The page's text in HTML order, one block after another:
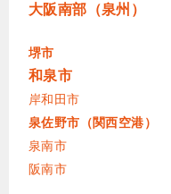
大阪南部（泉州）
堺市
和泉市
岸和田市
泉佐野市（関西空港）
泉南市
阪南市